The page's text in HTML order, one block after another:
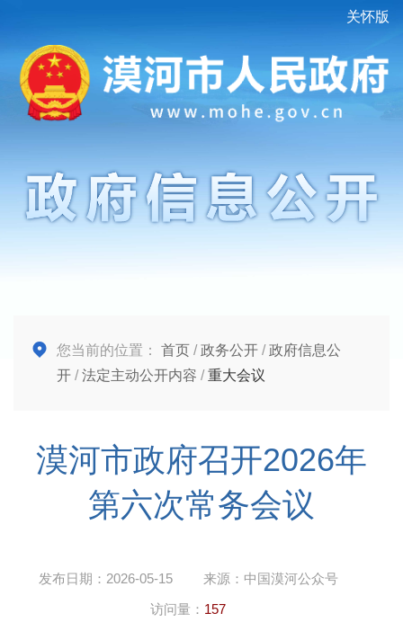
关怀版
您当前的位置： 首页 /政务公开 /政府信息公
开 /法定主动公开内容 /重大会议
漠河市政府召开2026年
第六次常务会议
发布日期： 2026-05-15 来源： 中国漠河公众号
访问量： 157